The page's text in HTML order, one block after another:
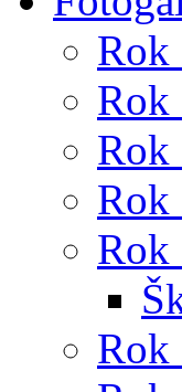
Rok
Rok
Rok
Rok
Rok
Rok